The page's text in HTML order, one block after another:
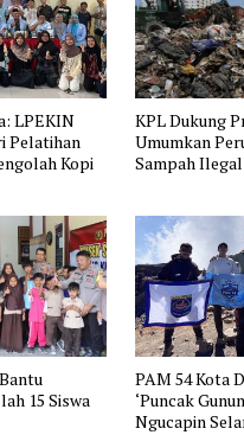
LPEKIN
Pelatihan
Kopi
KPL Dukung
Umumkan
Sampah
15 Siswa
PAM 54 Kota
‘Puncak
Ngucapin